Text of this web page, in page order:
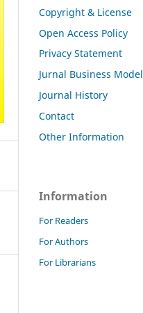
Copyright & License
Open Access Policy
Privacy Statement
Jurnal Business Model
Journal History
Contact
Other Information
Information
For Readers
For Authors
For Librarians